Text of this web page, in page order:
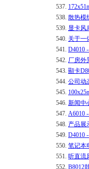
537.
538. 散热模
539. 显卡风
540. 关于一
541. D4010
542. 厂房外
543. 顯卡
544. 公司动
545.
546. 新闻中
547. A6010
548. 产品展
549. D4010
550. 笔记本
551. 听直流
552. B8012